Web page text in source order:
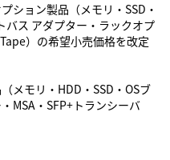
ション製品（メモリ・SSD・
バス アダプター・ラックオプ
）の希望小売価格を改定
メモリ・HDD・SSD・OSブ
MSA・SFP+トランシーバ